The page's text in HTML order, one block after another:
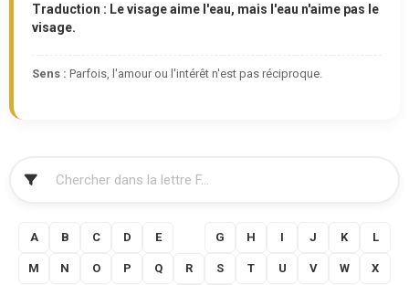
Traduction : Le visage aime l'eau, mais l'eau n'aime pas le
visage.
Sens : Parfois, l'amour ou l'intérêt n'est pas réciproque.
A B C D E G H I J K L
M N O P Q R S T U V W X